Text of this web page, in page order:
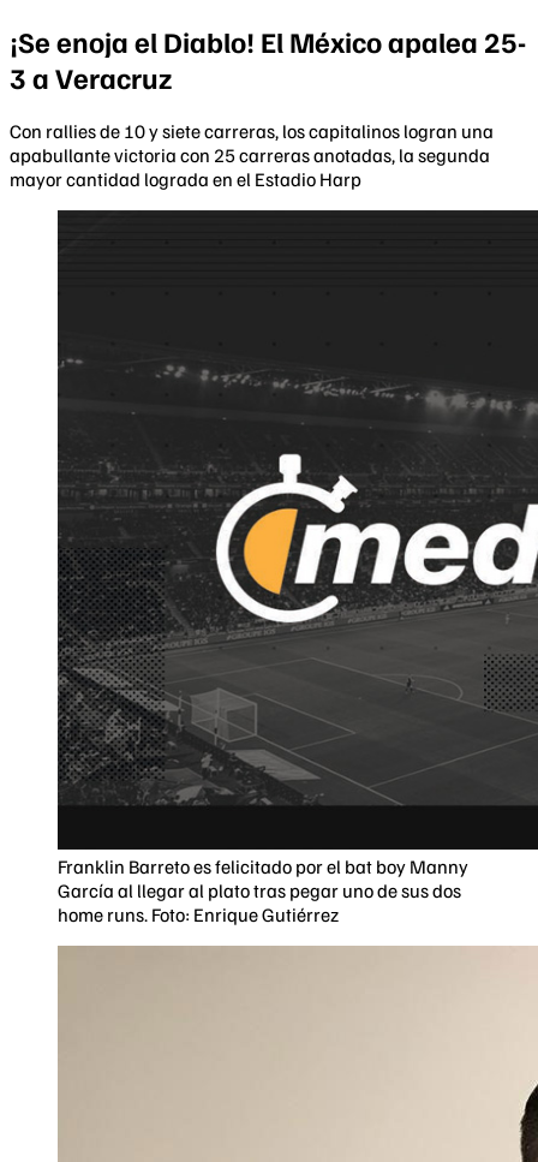
¡Se enoja el Diablo! El México apalea 25-
3 a Veracruz
Con rallies de 10 y siete carreras, los capitalinos logran una
apabullante victoria con 25 carreras anotadas, la segunda
mayor cantidad lograda en el Estadio Harp
Franklin Barreto es felicitado por el bat boy Manny
García al llegar al plato tras pegar uno de sus dos
home runs. Foto: Enrique Gutiérrez